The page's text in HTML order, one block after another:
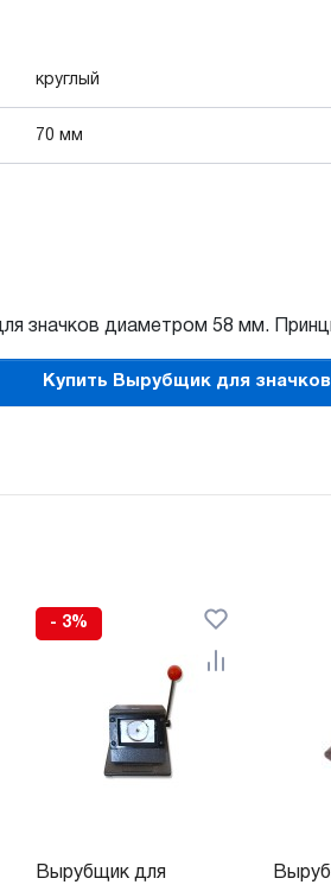
круглый
70 мм
значков диаметром 58 мм.
Купить Вырубщик для
- 3%
Вырубщик для